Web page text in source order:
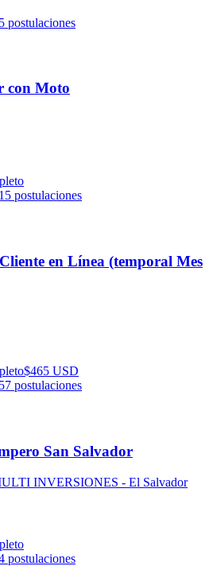
5 postulaciones
con Moto
15 postulaciones
en Línea (temporal Mes
$465 USD
57 postulaciones
San Salvador
INVERSIONES - El Salvador
postulaciones